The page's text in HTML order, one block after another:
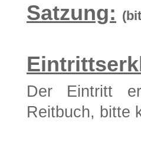
Satzung:
Der Eintritt
Reitbuch, bitte